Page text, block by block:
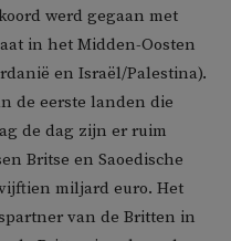
werd gegaan met
in het Midden-Oosten
en Israël/Palestina).
de eerste landen die
de dag zijn er ruim
Britse en Saoedische
miljard euro. Het
van de Britten in